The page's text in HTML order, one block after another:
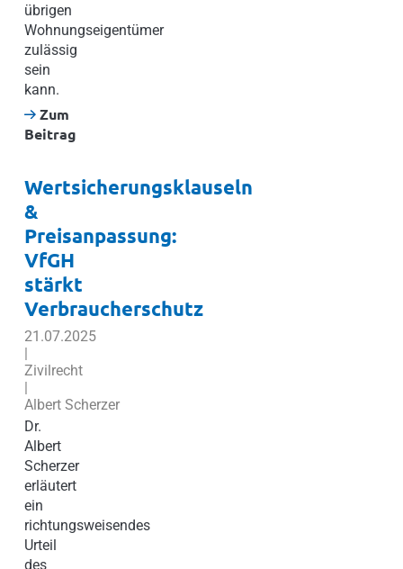
übrigen
Wohnungseigentümer
zulässig
sein
kann.
Zum
Beitrag
Wertsicherungsklauseln
&
Preisanpassung:
VfGH
stärkt
Verbraucherschutz
21.07.2025
|
Zivilrecht
|
Albert Scherzer
Dr.
Albert
Scherzer
erläutert
ein
richtungsweisendes
Urteil
des